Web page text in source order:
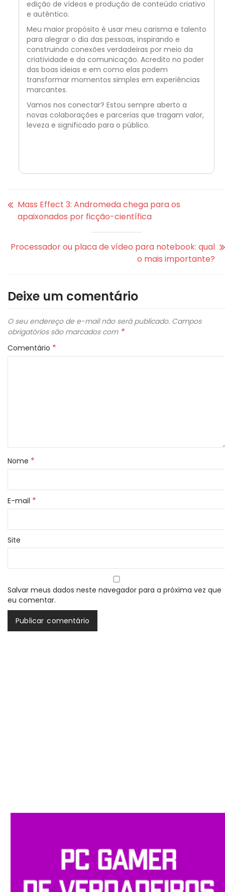
edição de vídeos e produção de conteúdo criativo
e autêntico.
Meu maior propósito é usar meu carisma e talento
para alegrar o dia das pessoas, inspirando e
construindo conexões verdadeiras por meio da
criatividade e da comunicação. Acredito no poder
das boas ideias e em como elas podem
transformar momentos simples em experiências
marcantes.
Vamos nos conectar? Estou sempre aberto a
novas colaborações e parcerias que tragam valor,
leveza e significado para o público.
Mass Effect 3: Andromeda chega para os
apaixonados por ficção-científica
Processador ou placa de vídeo para notebook: qual
o mais importante?
Deixe um comentário
O seu endereço de e-mail não será publicado. Campos
obrigatórios são marcados com *
Comentário *
Nome *
E-mail *
Site
Salvar meus dados neste navegador para a próxima vez que
eu comentar.